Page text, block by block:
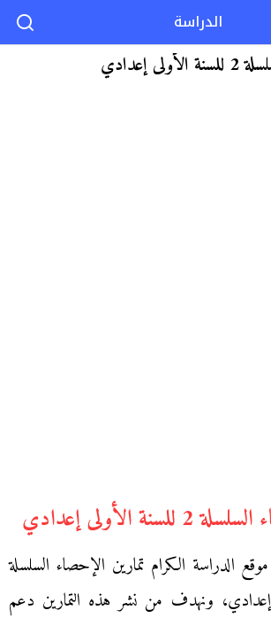
إعدادي
الأولى إعدادي
الدراسة الكرام تمارين الإحصاء السلسلة
إعدادي، ونهدف من نشر هذه التمارين دعم
الدراسة